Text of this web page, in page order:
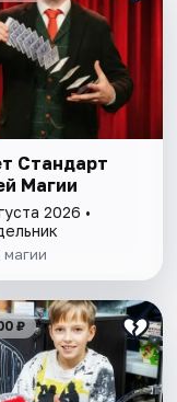
Стандарт
Магии
2026 •
магии
₽